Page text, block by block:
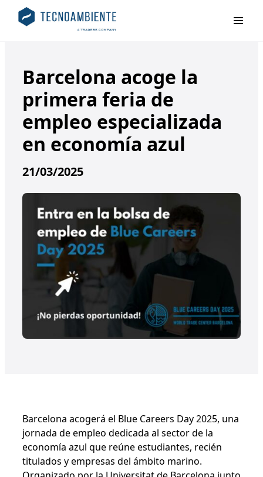
Barcelona acoge la
primera feria de
empleo especializada
en economía azul
21/03/2025
Barcelona acogerá el Blue Careers Day 2025, una
jornada de empleo dedicada al sector de la
economía azul que reúne estudiantes, recién
titulados y empresas del ámbito marino.